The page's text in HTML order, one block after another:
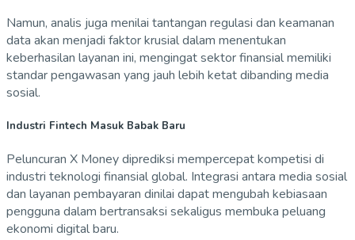
Namun, analis juga menilai tantangan regulasi dan keamanan
data akan menjadi faktor krusial dalam menentukan
keberhasilan layanan ini, mengingat sektor finansial memiliki
standar pengawasan yang jauh lebih ketat dibanding media
sosial.
Industri Fintech Masuk Babak Baru
Peluncuran X Money diprediksi mempercepat kompetisi di
industri teknologi finansial global. Integrasi antara media sosial
dan layanan pembayaran dinilai dapat mengubah kebiasaan
pengguna dalam bertransaksi sekaligus membuka peluang
ekonomi digital baru.